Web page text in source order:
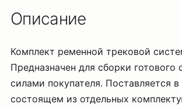
Описание
Комплект ременной трековой
Предназначен для сборки готового
силами покупателя. Поставляется в
состоящем из отдельных